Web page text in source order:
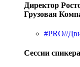
Директор
Грузовая
#PRO//
Сессии спикера